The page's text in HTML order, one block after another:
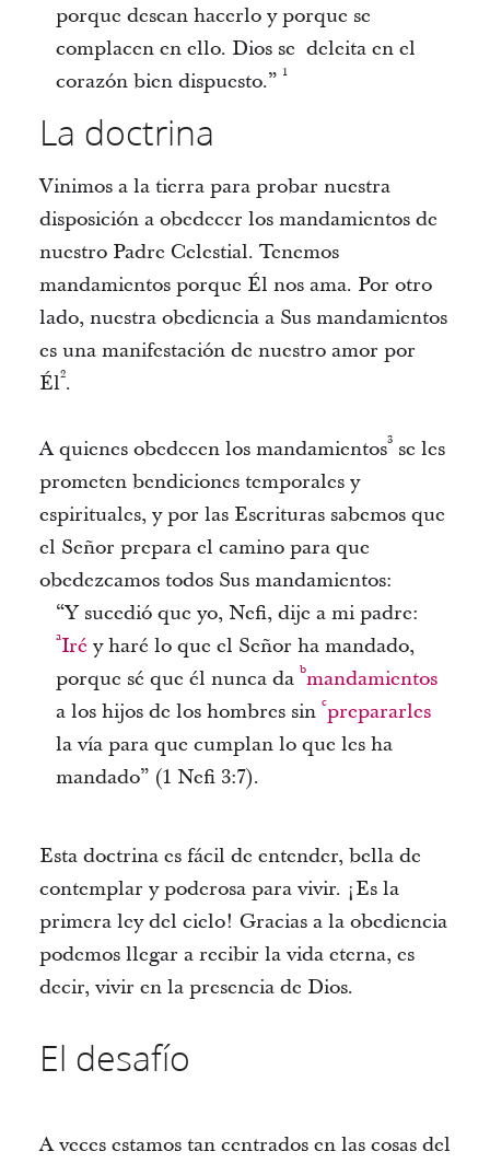
porque desean hacerlo y porque se
complacen en ello. Dios se deleita en el
corazón bien dispuesto.” 1
La doctrina
Vinimos a la tierra para probar nuestra
disposición a obedecer los mandamientos de
nuestro Padre Celestial. Tenemos
mandamientos porque Él nos ama. Por otro
lado, nuestra obediencia a Sus mandamientos
es una manifestación de nuestro amor por
Él2.
A quienes obedecen los mandamientos3se les
prometen bendiciones temporales y
espirituales, y por las Escrituras sabemos que
el Señor prepara el camino para que
obedezcamos todos Sus mandamientos:
“Y sucedió que yo, Nefi, dije a mi padre:
aIré y haré lo que el Señor ha mandado,
porque sé que él nunca da bmandamientos
a los hijos de los hombres sin cprepararles
la vía para que cumplan lo que les ha
mandado” (1 Nefi 3:7).
Esta doctrina es fácil de entender, bella de
contemplar y poderosa para vivir. ¡Es la
primera ley del cielo! Gracias a la obediencia
podemos llegar a recibir la vida eterna, es
decir, vivir en la presencia de Dios.
El desafío
A veces estamos tan centrados en las cosas del